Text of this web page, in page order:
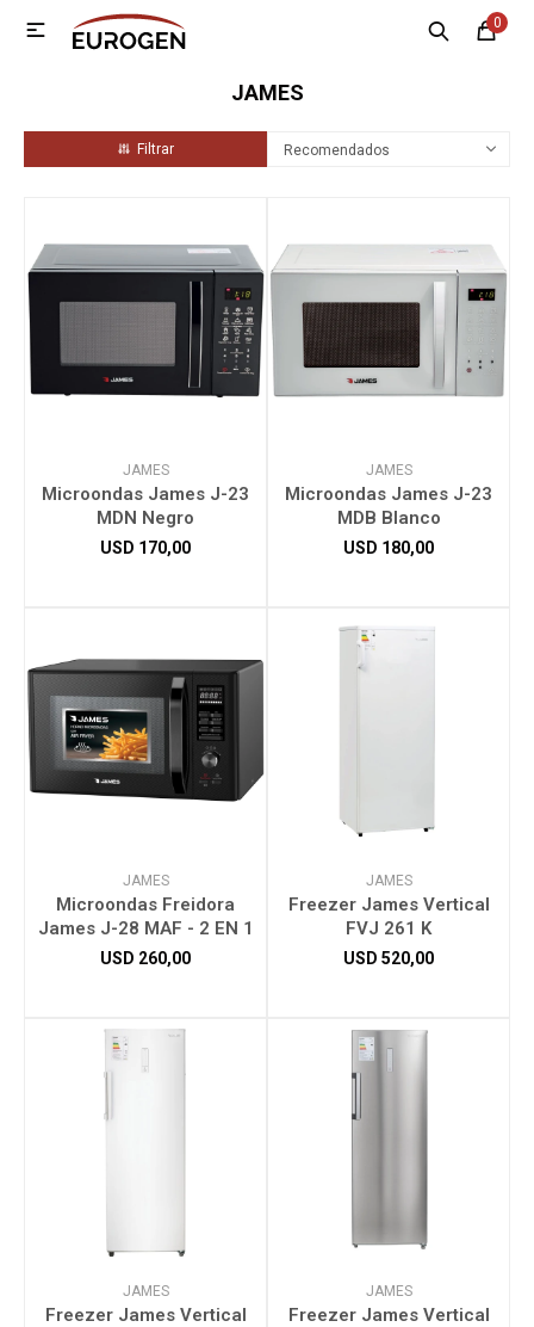
0

JAMES
Recomendados
JAMES
Microondas James J-23
MDN Negro
USD 170,00
JAMES
Microondas James J-23
MDB Blanco
USD 180,00
JAMES
Microondas Freidora
James J-28 MAF - 2 EN 1
USD 260,00
JAMES
Freezer James Vertical
FVJ 261 K
USD 520,00
JAMES
Freezer James Vertical
JAMES
Freezer James Vertical
MI CUENTA
Contacto
Climatización
Bebés
Locales